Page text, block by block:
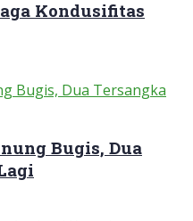
Kondusifitas
Bugis, Dua